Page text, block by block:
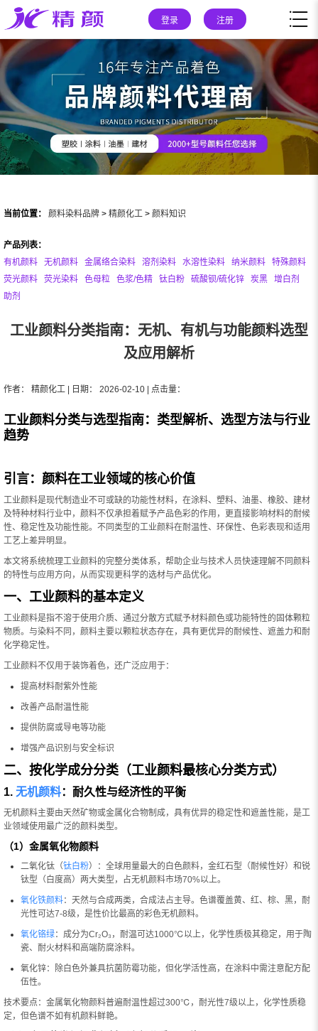
登录 注册
当前位置： 颜料染料品牌 > 精颜化工 > 颜料知识
产品列表：
有机颜料
无机颜料 金属络合染料 溶剂染料 水溶性染料 纳米颜料
特殊颜料
荧光颜料
荧光染料 色母粒 色浆/色精 钛白粉 硫酸钡/硫化锌 炭黑
增白剂
助剂
工业颜料分类指南：无机、有机与功能颜料选型
及应用解析
作者： 精颜化工 | 日期： 2026-02-10 | 点击量：
工业颜料分类与选型指南：类型解析、选型方法与行业
趋势
引言：颜料在工业领域的核心价值
工业颜料是现代制造业不可或缺的功能性材料，在涂料、塑料、油墨、橡胶、建材
及特种材料行业中，颜料不仅承担着赋予产品色彩的作用，更直接影响材料的耐候
性、稳定性及功能性能。不同类型的工业颜料在耐温性、环保性、色彩表现和适用
工艺上差异明显。
本文将系统梳理工业颜料的完整分类体系，帮助企业与技术人员快速理解不同颜料
的特性与应用方向，从而实现更科学的选材与产品优化。
一、工业颜料的基本定义
工业颜料是指不溶于使用介质、通过分散方式赋予材料颜色或功能特性的固体颗粒
物质。与染料不同，颜料主要以颗粒状态存在，具有更优异的耐候性、遮盖力和耐
化学稳定性。
工业颜料不仅用于装饰着色，还广泛应用于：
提高材料耐紫外性能
改善产品耐温性能
提供防腐或导电等功能
增强产品识别与安全标识
二、按化学成分分类（工业颜料最核心分类方式）
1. 无机颜料：耐久性与经济性的平衡
无机颜料主要由天然矿物或金属化合物制成，具有优异的稳定性和遮盖性能，是工
业领域使用最广泛的颜料类型。
（1）金属氧化物颜料
二氧化钛（钛白粉）：全球用量最大的白色颜料，金红石型（耐候性好）和锐
钛型（白度高）两大类型，占无机颜料市场70%以上。
氧化铁颜料：天然与合成两类，合成法占主导。色谱覆盖黄、红、棕、黑，耐
光性可达7-8级，是性价比最高的彩色无机颜料。
氧化铬绿：成分为Cr₂O₃，耐温可达1000℃以上，化学性质极其稳定，用于陶
瓷、耐火材料和高端防腐涂料。
氧化锌：除白色外兼具抗菌防霉功能，但化学活性高，在涂料中需注意配方配
伍性。
技术要点：金属氧化物颜料普遍耐温性超过300℃，耐光性7级以上，化学性质稳
定，但色谱不如有机颜料鲜艳。